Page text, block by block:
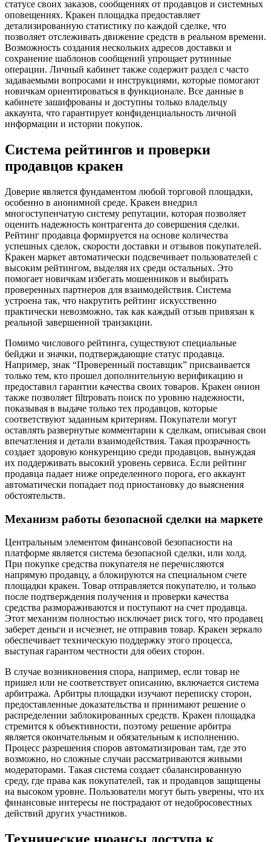
статусе своих заказов, сообщениях от продавцов и системных
оповещениях. Кракен площадка предоставляет
детализированную статистику по каждой сделке, что
позволяет отслеживать движение средств в реальном времени.
Возможность создания нескольких адресов доставки и
сохранение шаблонов сообщений упрощает рутинные
операции. Личный кабинет также содержит раздел с часто
задаваемыми вопросами и инструкциями, которые помогают
новичкам ориентироваться в функционале. Все данные в
кабинете зашифрованы и доступны только владельцу
аккаунта, что гарантирует конфиденциальность личной
информации и истории покупок.
Система рейтингов и проверки
продавцов кракен
Доверие является фундаментом любой торговой площадки,
особенно в анонимной среде. Кракен внедрил
многоступенчатую систему репутации, которая позволяет
оценить надежность контрагента до совершения сделки.
Рейтинг продавца формируется на основе количества
успешных сделок, скорости доставки и отзывов покупателей.
Кракен маркет автоматически подсвечивает пользователей с
высоким рейтингом, выделяя их среди остальных. Это
помогает новичкам избегать мошенников и выбирать
проверенных партнеров для взаимодействия. Система
устроена так, что накрутить рейтинг искусственно
практически невозможно, так как каждый отзыв привязан к
реальной завершенной транзакции.
Помимо числового рейтинга, существуют специальные
бейджи и значки, подтверждающие статус продавца.
Например, знак “Проверенный поставщик” присваивается
только тем, кто прошел дополнительную верификацию и
предоставил гарантии качества своих товаров. Кракен онион
также позволяет filtrровать поиск по уровню надежности,
показывая в выдаче только тех продавцов, которые
соответствуют заданным критериям. Покупатели могут
оставлять развернутые комментарии к сделкам, описывая свои
впечатления и детали взаимодействия. Такая прозрачность
создает здоровую конкуренцию среди продавцов, вынуждая
их поддерживать высокий уровень сервиса. Если рейтинг
продавца падает ниже определенного порога, его аккаунт
автоматически попадает под приостановку до выяснения
обстоятельств.
Механизм работы безопасной сделки на маркете
Центральным элементом финансовой безопасности на
платформе является система безопасной сделки, или холд.
При покупке средства покупателя не перечисляются
напрямую продавцу, а блокируются на специальном счете
площадки кракен. Товар отправляется покупателю, и только
после подтверждения получения и проверки качества
средства размораживаются и поступают на счет продавца.
Этот механизм полностью исключает риск того, что продавец
заберет деньги и исчезнет, не отправив товар. Кракен зеркало
обеспечивает техническую поддержку этого процесса,
выступая гарантом честности для обеих сторон.
В случае возникновения спора, например, если товар не
пришел или не соответствует описанию, включается система
арбитража. Арбитры площадки изучают переписку сторон,
предоставленные доказательства и принимают решение о
распределении заблокированных средств. Кракен площадка
стремится к объективности, поэтому решение арбитра
является окончательным и обязательным к исполнению.
Процесс разрешения споров автоматизирован там, где это
возможно, но сложные случаи рассматриваются живыми
модераторами. Такая система создает сбалансированную
среду, где права как покупателей, так и продавцов защищены
на высоком уровне. Пользователи могут быть уверены, что их
финансовые интересы не пострадают от недобросовестных
действий других участников.